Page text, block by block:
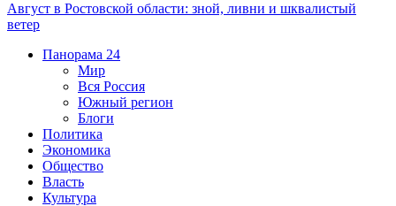
Август в Ростовской области: зной, ливни и шквалистый
ветер
Панорама 24
Мир
Вся Россия
Южный регион
Блоги
Политика
Экономика
Общество
Власть
Культура